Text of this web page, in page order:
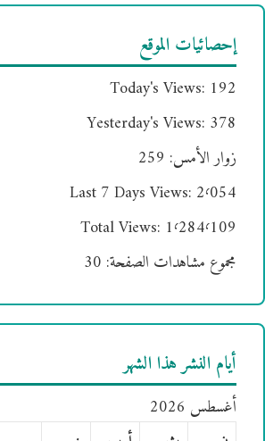
إحصائيات الموقع
Today's Views: 192
Yesterday's Views: 378
زوار الأمس: 259
Last 7 Days Views: 2٬054
Total Views: 1٬284٬109
مجموع مشاهدات الصفحة: 30
أيام النشر هذا الشهر
أغسطس 2026